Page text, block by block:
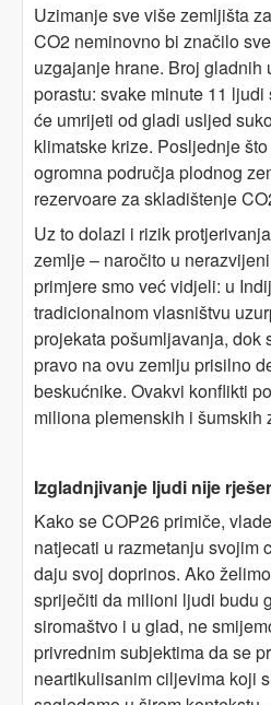
Uzimanje sve više zemljišta
CO2 neminovno bi značilo
uzgajanje hrane. Broj gladnih
porastu: svake minute 11
će umrijeti od gladi usljed
klimatske krize. Posljednje
ogromna područja plodnog
rezervoare za skladištenje
Uz to dolazi i rizik
zemlje – naročito u
primjere smo već vidjeli: u
tradicionalnom vlasništvu
projekata pošumljavanja, dok
pravo na ovu zemlju prisilno
beskućnike. Ovakvi konflikti
miliona plemenskih i šumskih
Izgladnjivanje ljudi nije
Kako se COP26 primiče,
natjecati u razmetanju svojim
daju svoj doprinos. Ako
spriječiti da milioni ljudi budu
siromaštvo i u glad, ne
privrednim subjektima da se
neartikulisanim ciljevima koji